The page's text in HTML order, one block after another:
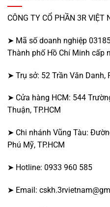
CÔNG TY CỔ PHẦN 3R VIỆT
➤ Mã số doanh nghiệp
Thành phố Hồ Chí Minh cấp
➤ Trụ sở: 52 Trần Văn Danh,
➤ Cửa hàng HCM: 544
Thuận, TP.HCM
➤ Chi nhánh Vũng Tàu:
Phú Mỹ, TP.HCM
➤ Hotline: 0933 960 585
➤ Email: